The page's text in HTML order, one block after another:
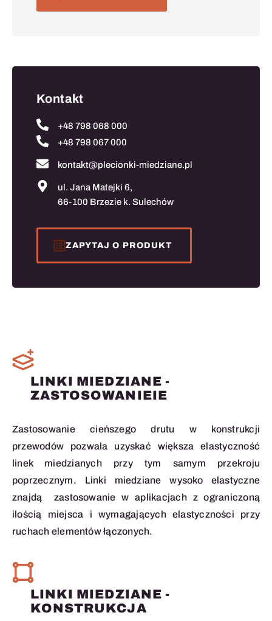
LINKI MIEDZIANE -
ZASTOSOWANIEIE
Zastosowanie cieńszego drutu w konstrukcji
przewodów pozwala uzyskać większa elastyczność
linek miedzianych przy tym samym przekroju
poprzecznym. Linki miedziane wysoko elastyczne
znajdą zastosowanie w aplikacjach z ograniczoną
ilością miejsca i wymagających elastyczności przy
ruchach elementów łączonych.
LINKI MIEDZIANE -
KONSTRUKCJA
Kontakt
+48 798 068 000
+48 798 067 000
kontakt@plecionki-miedziane.pl
ul. Jana Matejki 6,
66-100 Brzezie k. Sulechów
ZAPYTAJ O PRODUKT